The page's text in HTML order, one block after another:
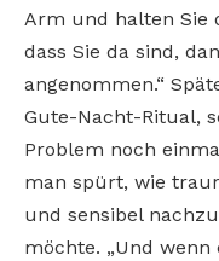
Arm und halten Sie
dass Sie da sind,
angenommen.“
Gute-Nacht-Ritual,
Problem noch
man spürt, wie
und sensibel
möchte. „Und